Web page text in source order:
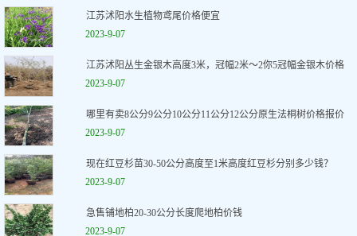
江苏沭阳水生植物鸢尾价格便宜
2023-9-07
江苏沭阳丛生金银木高度3米，冠幅2米～2你5冠幅金银木价格
2023-9-07
哪里有卖8公分9公分10公分11公分12公分原生法桐树价格报价
2023-9-07
现在红豆杉苗30-50公分高度至1米高度红豆杉分别多少钱？
2023-9-07
急售铺地柏20-30公分长度爬地柏价钱
2023-9-07